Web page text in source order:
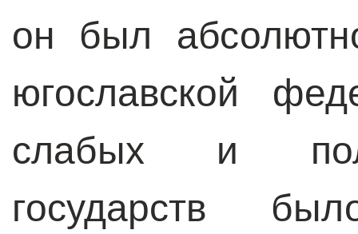
он был
югославской
слабых и
государств